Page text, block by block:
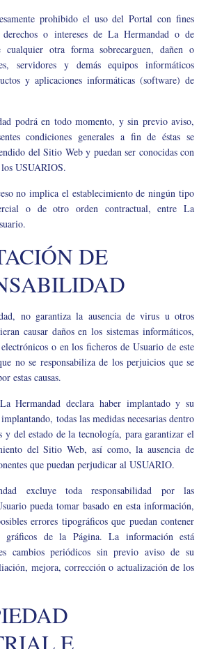
prohibido el uso del Portal con fines
o intereses de La Hermandad o de
otra forma sobrecarguen, dañen o
servidores y demás equipos informáticos
y aplicaciones informáticas (software) de
podrá en todo momento, y sin previo aviso,
condiciones generales a fin de éstas se
del Sitio Web y puedan ser conocidas con
USUARIOS.
no implica el establecimiento de ningún tipo
o de otro orden contractual, entre La
DE
no garantiza la ausencia de virus u otros
causar daños en los sistemas informáticos,
o en los ficheros de Usuario de este
no se responsabiliza de los perjuicios que se
estas causas.
Hermandad declara haber implantado y su
todas las medidas necesarias dentro
y del estado de la tecnología, para garantizar el
del Sitio Web, así como, la ausencia de
que puedan perjudicar al USUARIO.
excluye toda responsabilidad por las
pueda tomar basado en esta información,
errores tipográficos que puedan contener
gráficos de la Página. La información está
cambios periódicos sin previo aviso de su
mejora, corrección o actualización de los
E